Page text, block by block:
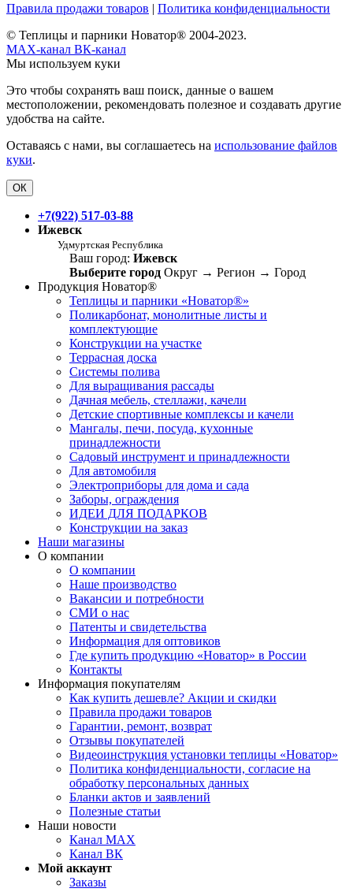
Правила продажи товаров | Политика конфиденциальности
© Теплицы и парники Новатор® 2004-2023.
MAX-канал ВК-канал
Мы используем куки
Это чтобы сохранять ваш поиск, данные о вашем
местоположении, рекомендовать полезное и создавать другие
удобства на сайте.
Оставаясь с нами, вы соглашаетесь на использование файлов
куки.
ОК
+7(922) 517-03-88
Ижевск
Удмуртская Республика
Ваш город: Ижевск
Выберите город Округ → Регион → Город
Продукция Новатор®
Теплицы и парники «Новатор®»
Поликарбонат, монолитные листы и
комплектующие
Конструкции на участке
Террасная доска
Системы полива
Для выращивания рассады
Дачная мебель, стеллажи, качели
Детские спортивные комплексы и качели
Мангалы, печи, посуда, кухонные
принадлежности
Садовый инструмент и принадлежности
Для автомобиля
Электроприборы для дома и сада
Заборы, ограждения
ИДЕИ ДЛЯ ПОДАРКОВ
Конструкции на заказ
Наши магазины
О компании
О компании
Наше производство
Вакансии и потребности
СМИ о нас
Патенты и свидетельства
Информация для оптовиков
Где купить продукцию «Новатор» в России
Контакты
Информация покупателям
Как купить дешевле? Акции и скидки
Правила продажи товаров
Гарантии, ремонт, возврат
Отзывы покупателей
Видеоинструкция установки теплицы «Новатор»
Политика конфиденциальности, согласие на
обработку персональных данных
Бланки актов и заявлений
Полезные статьи
Наши новости
Канал MAX
Канал ВК
Мой аккаунт
Заказы